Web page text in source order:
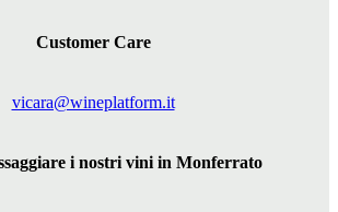
Customer Care
vicara@wineplatform.it
i nostri vini in Monferrato